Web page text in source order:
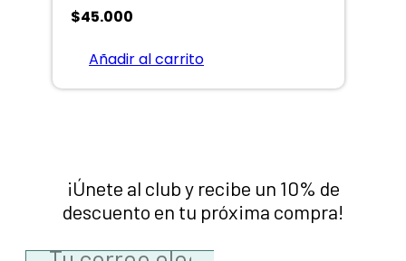
$45.000
Añadir al carrito
¡Únete al club y recibe un 10% de
descuento en tu próxima compra!